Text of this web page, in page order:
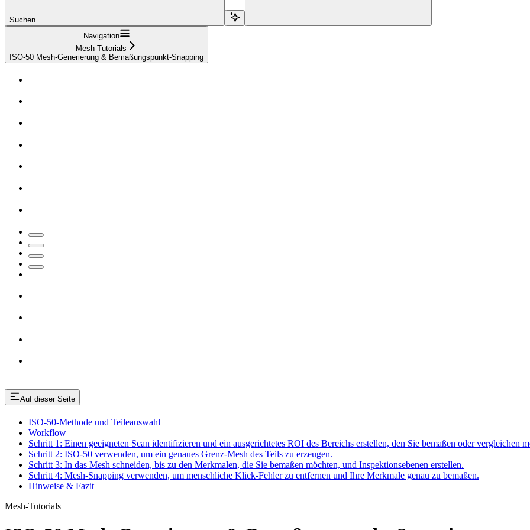
Suchen...
Navigation
Mesh-Tutorials
ISO-50 Mesh-Generierung & Bemaßungspunkt-Snapping
Auf dieser Seite
ISO-50-Methode und Teileauswahl
Workflow
Schritt 1: Einen geeigneten Scan identifizieren und ein ausgerichtetes ROI des Bereichs erstellen, den Sie bemaßen oder vergleichen
Schritt 2: ISO-50 verwenden, um ein genaues Grenz-Mesh des Teils zu erzeugen.
Schritt 3: In das Mesh schneiden, bis zu den Merkmalen, die Sie bemaßen möchten, und Inspektionsebenen erstellen.
Schritt 4: Mesh-Snapping verwenden, um menschliche Klick-Fehler zu entfernen und Ihre Merkmale genau zu bemaßen.
Hinweise & Fazit
Mesh-Tutorials